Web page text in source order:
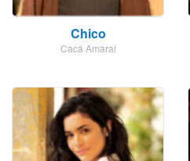
Chico
Cacá Amaral